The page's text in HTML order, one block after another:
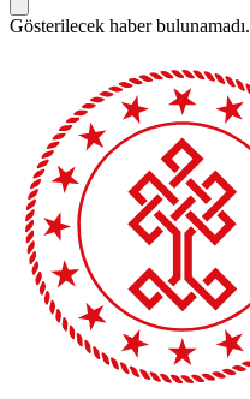
Gösterilecek haber bulunamadı.